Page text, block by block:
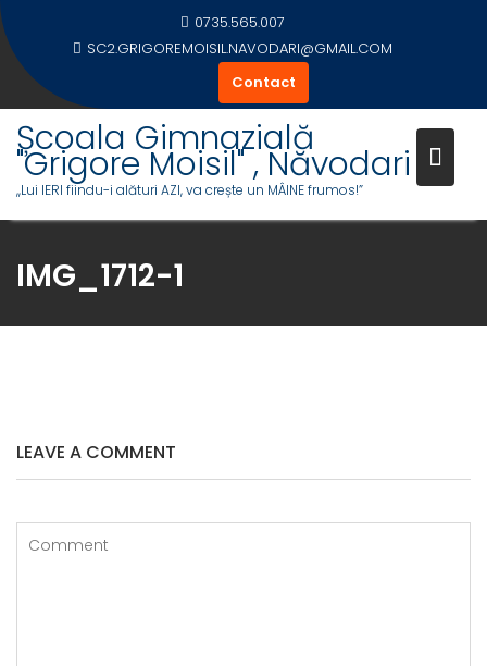
Skip
to
content
0735.565.007
SC2.GRIGOREMOISIL.NAVODARI@GMAIL.COM
Contact
Școala Gimnazială
"Grigore Moisil" , Năvodari
,,Lui IERI fiindu-i alături AZI, va crește un MÂINE frumos!”
IMG_1712-1
LEAVE A COMMENT